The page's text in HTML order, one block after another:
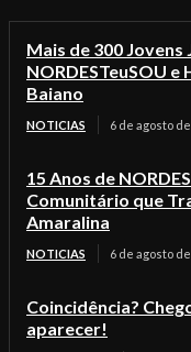
Mais de 300 Jovens
NORDESTeuSOU
Baiano
NOTICIAS 6 de agosto
15 Anos de
Comunitário que
Amaralina
NOTICIAS 6 de agosto
Coincidência?
aparecer!